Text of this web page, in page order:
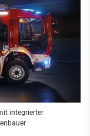
integrierter